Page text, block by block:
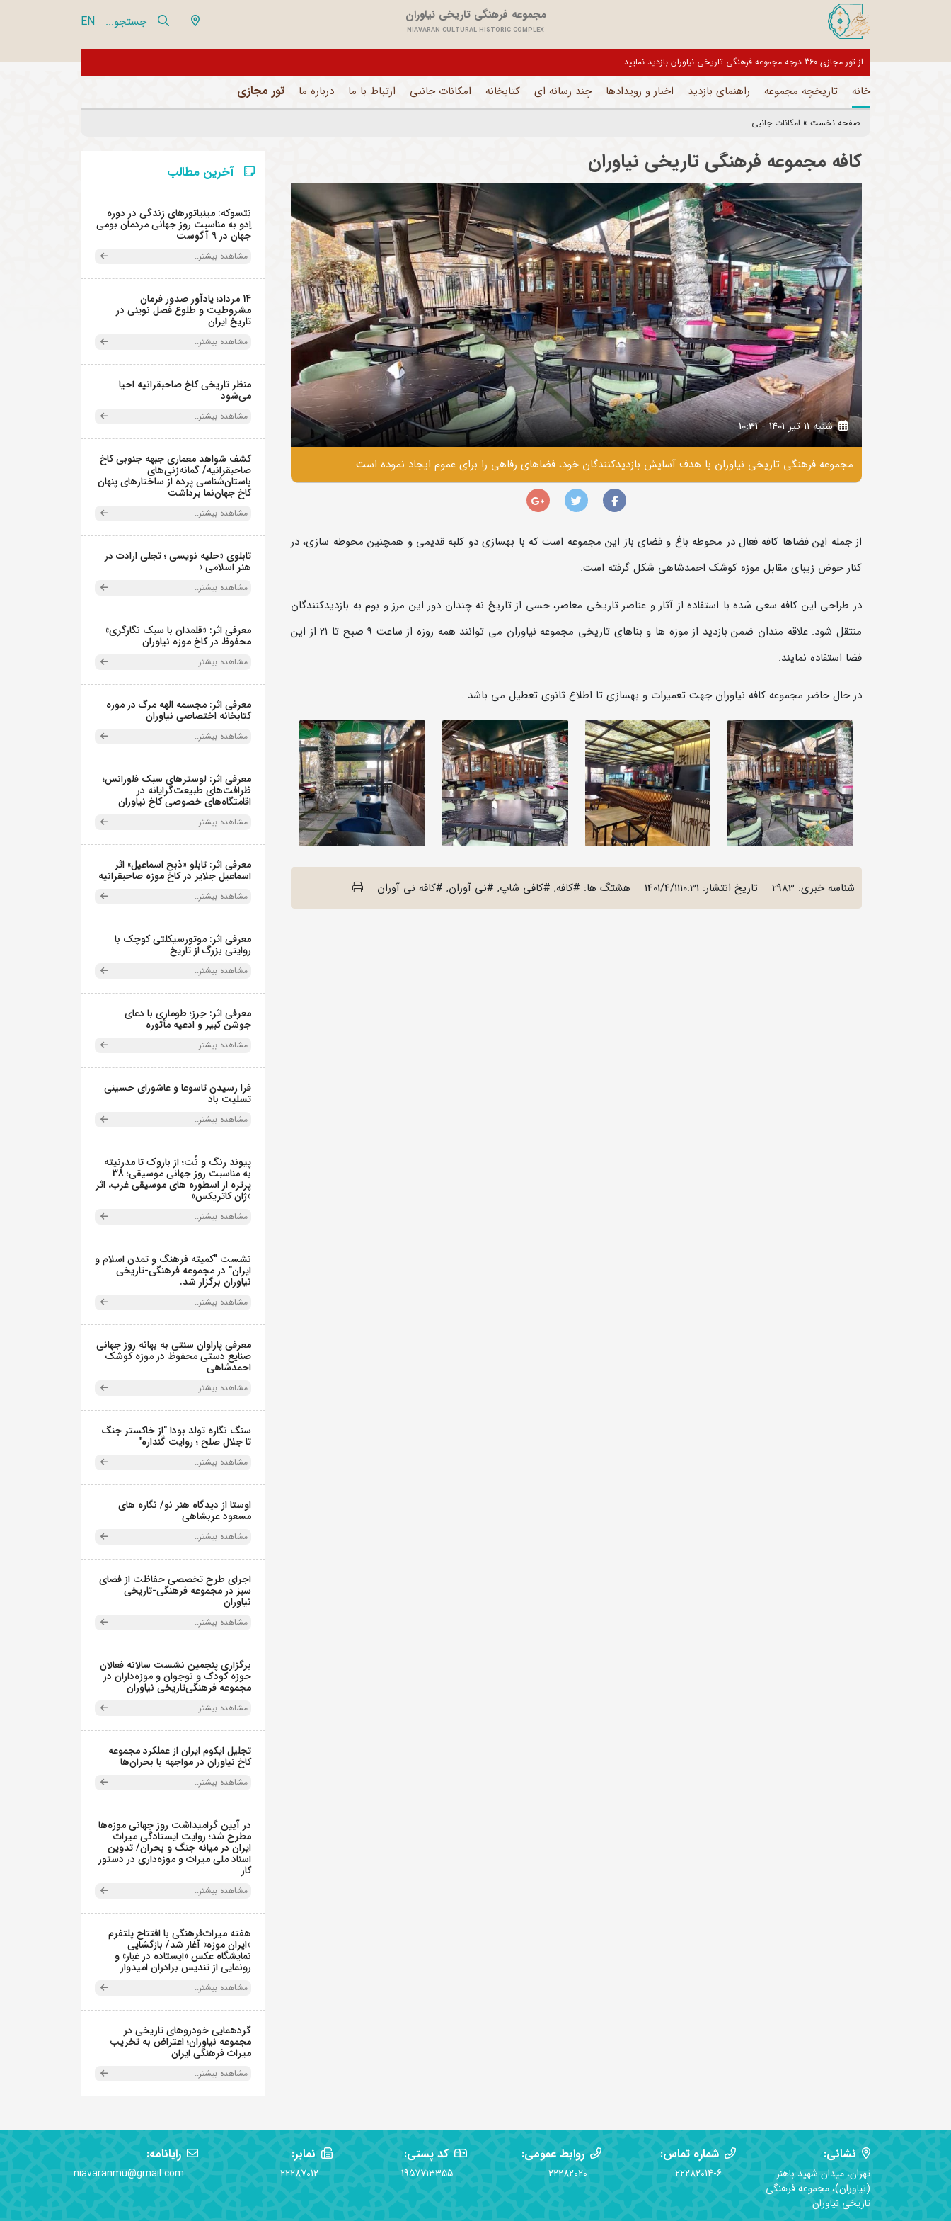
مجموعه فرهنگی تاریخی نیاوران
NIAVARAN CULTURAL HISTORIC COMPLEX جستجو... EN
از تور مجازی 360 درجه مجموعه فرهنگی تاریخی نیاوران بازدید نمایید بازدیدکنندگان گرامی، موزه های این مجموعه تا اطلاع ثانوی تعطیل می باشد و فقط بخش های اداری فعال است
خانه تاریخچه مجموعه راهنمای بازدید اخبار و رویدادها چند رسانه ای کتابخانه امکانات جانبی ارتباط با ما درباره ما تور مجازی
صفحه نخست » امکانات جانبی
کافه مجموعه فرهنگی تاریخی نیاوران
شنبه 11 تير 1401 - 10:31
مجموعه فرهنگی تاريخی نياوران با هدف آسايش بازديدکنندگان خود، فضاهای رفاهی را برای عموم ايجاد نموده است.
از جمله اين فضاها کافه فعال در محوطه باغ و فضای باز این مجموعه است که با بهسازی دو کلبه قديمی و همچنين محوطه سازی، در
کنار حوض زيبای مقابل موزه کوشک احمدشاهی شکل گرفته است.
در طراحي اين کافه سعی شده با استفاده از آثار و عناصر تاريخی معاصر، حسي از تاريخ نه چندان دور اين مرز و بوم به بازديدکنندگان
منتقل شود. علاقه مندان ضمن بازديد از موزه ها و بناهای تاريخي مجموعه نياوران می توانند همه روزه از ساعت 9 صبح تا 21 از این
فضا استفاده نمایند.
در حال حاضر مجموعه کافه نیاوران جهت تعمیرات و بهسازی تا اطلاع ثانوی تعطیل می باشد .
شناسه خبری: 2983 تاریخ انتشار: 1401/4/1110:31 هشتگ ها: #کافه, #کافی شاپ, #نی آوران, #کافه نی آوران
آخرین مطالب
نِتسوکه: مینیاتورهای زندگی در دوره
اِدو به مناسبت روز جهانی مردمان بومی
جهان در 9 آگوست
مشاهده بیشتر..
14 مرداد؛ یادآور صدور فرمان
مشروطیت و طلوع فصل نوینی در
تاریخ ایران
مشاهده بیشتر..
منظر تاریخی کاخ صاحبقرانیه احیا
می‌شود
مشاهده بیشتر..
کشف شواهد معماری جبهه جنوبی کاخ
صاحبقرانیه/ گمانه‌زنی‌های
باستان‌شناسی پرده از ساختارهای پنهان
کاخ جهان‌نما برداشت
مشاهده بیشتر..
تابلوی «حلیه نویسی ؛ تجلی ارادت در
هنر اسلامی »
مشاهده بیشتر..
معرفی اثر: «قلمدان با سبک نگارگری»
محفوظ در کاخ موزه نیاوران
مشاهده بیشتر..
معرفی اثر: مجسمه الهه مرگ در موزه
کتابخانه اختصاصی نیاوران
مشاهده بیشتر..
معرفی اثر: لوسترهای سبک فلورانس؛
ظرافت‌های طبیعت‌گرایانه در
اقامتگاه‌های خصوصی کاخ نیاوران
مشاهده بیشتر..
معرفی اثر: تابلو «ذبح اسماعیل» اثر
اسماعیل جلایر در کاخ موزه صاحبقرانیه
مشاهده بیشتر..
معرفی اثر: موتورسیکلتی کوچک با
روایتی بزرگ از تاریخ
مشاهده بیشتر..
معرفی اثر: حِرز؛ طوماری با دعای
جوشن کبیر و ادعیه مأثوره
مشاهده بیشتر..
فرا رسیدن تاسوعا و عاشورای حسینی
تسلیت باد
مشاهده بیشتر..
پیوند رنگ و نُت؛ از باروک تا مدرنیته
به مناسبت روز جهانی موسیقی؛ 38
پرتره از اسطوره های موسیقی غرب، اثر
«ژان کاتریکس»
مشاهده بیشتر..
نشست "کمیته فرهنگ و تمدن اسلام و
ایران" در مجموعه فرهنگی‌-تاریخی
نیاوران برگزار شد.
مشاهده بیشتر..
معرفی پاراوان سنتی به بهانه روز جهانی
صنایع دستی محفوظ در موزه کوشک
احمدشاهی
مشاهده بیشتر..
سنگ نگاره تولد بودا "از خاکستر جنگ
تا جلال صلح ؛ روایت گَنداره"
مشاهده بیشتر..
اوستا از دیدگاه هنر نو/ نگاره های
مسعود عربشاهی
مشاهده بیشتر..
اجرای طرح تخصصی حفاظت از فضای
سبز در مجموعه فرهنگی-تاریخی
نیاوران
مشاهده بیشتر..
برگزاری پنجمین نشست سالانه فعالان
حوزه کودک و نوجوان و موزه‌داران در
مجموعه فرهنگی‌تاریخی نیاوران
مشاهده بیشتر..
تجلیل ایکوم ایران از عملکرد مجموعه
کاخ نیاوران در مواجهه با بحران‌ها
مشاهده بیشتر..
در آیین گرامیداشت روز جهانی موزه‌ها
مطرح شد؛ روایت ایستادگی میراث
ایران در میانه جنگ و بحران/ تدوین
اسناد ملی میراث و موزه‌داری در دستور
کار
مشاهده بیشتر..
هفته میراث‌فرهنگی با افتتاح پلتفرم
«ایران موزه» آغاز شد/ بازگشایی
نمایشگاه عکس «ایستاده در غبار» و
رونمایی از تندیس برادران امیدوار
مشاهده بیشتر..
گردهمایی خودروهای تاریخی در
مجموعه نیاوران؛ اعتراض به تخریب
میراث فرهنگی ایران
مشاهده بیشتر..
نشانی:
تهران، میدان شهید باهنر
(نیاوران)، مجموعه فرهنگی
تاریخی نیاوران
شماره تماس:
22282014-6
روابط عمومی:
22282020
کد پستی:
1957713355
نمابر:
22287012
رایانامه:
niavaranmu@gmail.com